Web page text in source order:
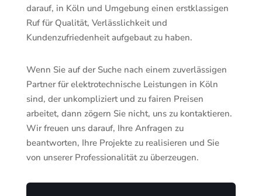
darauf, in Köln und Umgebung einen erstklassigen
Ruf für Qualität, Verlässlichkeit und
Kundenzufriedenheit aufgebaut zu haben.
Wenn Sie auf der Suche nach einem zuverlässigen
Partner für elektrotechnische Leistungen in Köln
sind, der unkompliziert und zu fairen Preisen
arbeitet, dann zögern Sie nicht, uns zu kontaktieren.
Wir freuen uns darauf, Ihre Anfragen zu
beantworten, Ihre Projekte zu realisieren und Sie
von unserer Professionalität zu überzeugen.